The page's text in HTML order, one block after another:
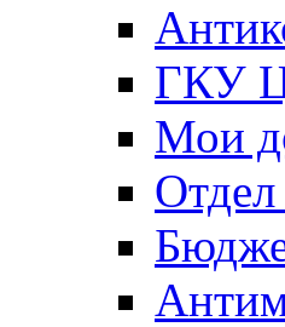
ГКУ
Мои